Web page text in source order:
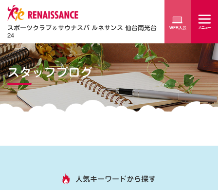
スポーツクラブ＆サウナスパ ルネサンス 仙台南光台
24
スタッフブログ
人気キーワードから探す